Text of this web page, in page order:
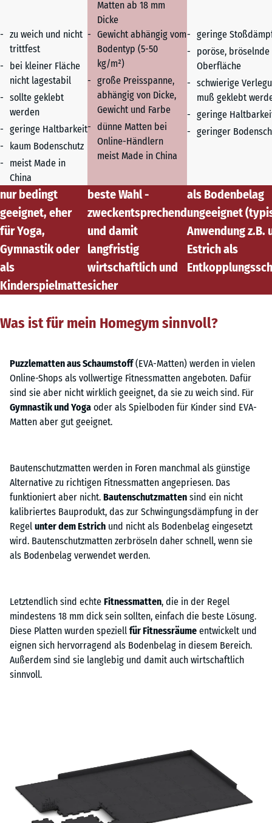
Matten ab 18 mm
Dicke
zu weich und nicht
trittfest
bei kleiner Fläche
nicht lagestabil
sollte geklebt
werden
geringe Haltbarkeit
kaum Bodenschutz
meist Made in
China
Gewicht abhängig vom
Bodentyp (5-50
kg/m²)
große Preisspanne,
abhängig von Dicke,
Gewicht und Farbe
dünne Matten bei
Online-Händlern
meist Made in China
geringe
poröse, bröselnde
Oberfläche
schwierige
muß geklebt
geringe
geringer
nur bedingt
geeignet, eher
für Yoga,
Gymnastik oder
als
Kinderspielmatte
beste Wahl -
zweckentsprechend
und damit
langfristig
wirtschaftlich und
sicher
als Bodenbelag
ungeeignet
Anwendung z.B.
Estrich als
Was ist für mein Homegym sinnvoll?
Puzzlematten aus Schaumstoff(EVA-Matten) werden in vielen
Online-Shops als vollwertige Fitnessmatten angeboten. Dafür
sind sie aber nicht wirklich geeignet, da sie zu weich sind. Für
Gymnastik und Yoga oder als Spielboden für Kinder sind EVA-
Matten aber gut geeignet.
Bautenschutzmatten werden in Foren manchmal als günstige
Alternative zu richtigen Fitnessmatten angepriesen. Das
funktioniert aber nicht. Bautenschutzmatten sind ein nicht
kalibriertes Bauprodukt, das zur Schwingungsdämpfung in der
Regel unter dem Estrich und nicht als Bodenbelag eingesetzt
wird. Bautenschutzmatten zerbröseln daher schnell, wenn sie
als Bodenbelag verwendet werden.
Letztendlich sind echte Fitnessmatten, die in der Regel
mindestens 18 mm dick sein sollten, einfach die beste Lösung.
Diese Platten wurden speziell für Fitnessräume entwickelt und
eignen sich hervorragend als Bodenbelag in diesem Bereich.
Außerdem sind sie langlebig und damit auch wirtschaftlich
sinnvoll.